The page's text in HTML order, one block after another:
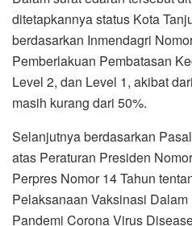
Disebutkan, “Setiap orang
sasaran penerima vaksin
vaksinasi Covid-19 dapat
berupa, penundaan atau
sosial atau bantuan sosial,
Pemberian sanksi
pemerintahan itu ialah
vaksinasi untuk mencapai
Tanjungbalai.